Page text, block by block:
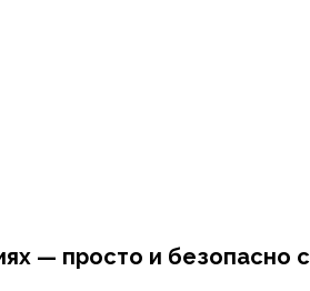
— просто и безопасно с